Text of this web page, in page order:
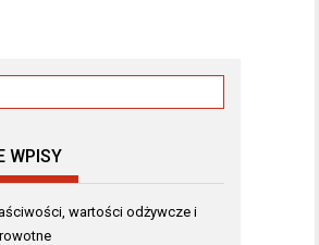
WPISY
wartości odżywcze i